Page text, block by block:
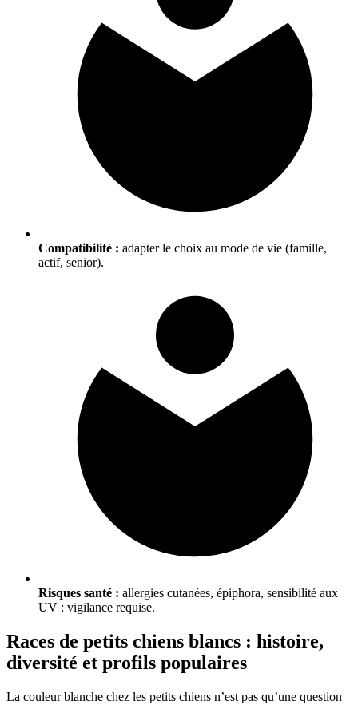
Compatibilité : adapter le choix au mode de vie (famille,
actif, senior).
Risques santé : allergies cutanées, épiphora, sensibilité aux
UV : vigilance requise.
Races de petits chiens blancs : histoire,
diversité et profils populaires
La couleur blanche chez les petits chiens n’est pas qu’une question